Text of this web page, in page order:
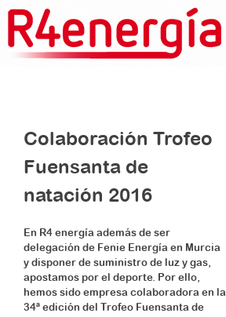
Colaboración Trofeo
Fuensanta de
natación 2016
En R4 energía además de ser
delegación de Fenie Energía en Murcia
y disponer de suministro de luz y gas,
apostamos por el deporte. Por ello,
hemos sido empresa colaboradora en la
34ª edición del Trofeo Fuensanta de